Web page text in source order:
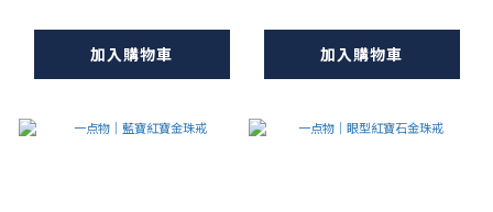
加入購物車 加入購物車